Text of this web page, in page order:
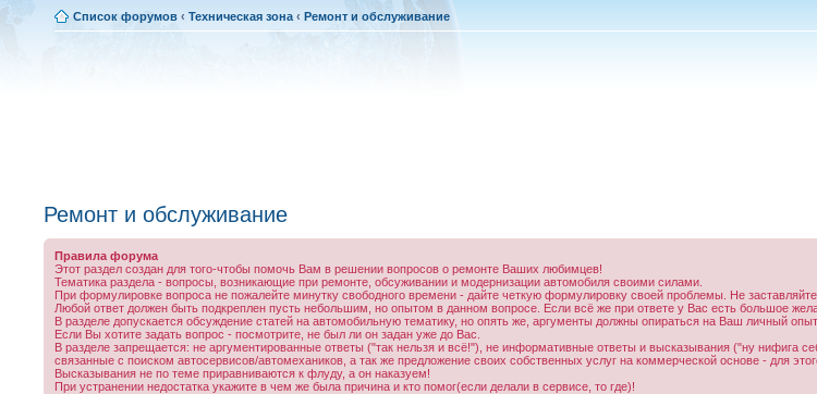
Список форумов ‹ Техническая зона ‹ Ремонт и обслуживание
Ремонт и обслуживание
Правила форума
Этот раздел создан для того-чтобы помочь Вам в решении вопросов о ремонте Ваших любимцев!
Тематика раздела - вопросы, возникающие при ремонте, обсуживании и модернизации автомобиля своими силами.
При формулировке вопроса не пожалейте минутку свободного времени - дайте четкую формулировку своей проблемы. Не
Любой ответ должен быть подкреплен пусть небольшим, но опытом в данном вопросе. Если всё же при ответе у Вас есть большое
В разделе допускается обсуждение статей на автомобильную тематику, но опять же, аргументы должны опираться на Ваш личный опыт.
Если Вы хотите задать вопрос - посмотрите, не был ли он задан уже до Вас.
В разделе запрещается: не аргументированные ответы ("так нельзя и всё!"), не информативные ответы и высказывания ("ну
связанные с поиском автосервисов/автомехаников, а так же предложение своих собственных услуг на коммерческой основе - для
Высказывания не по теме приравниваются к флуду, а он наказуем!
При устранении недостатка укажите в чем же была причина и кто помог(если делали в сервисе, то где)!